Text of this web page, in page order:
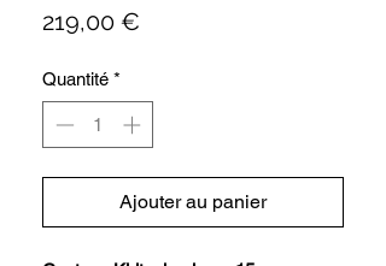
219,00 €
Quantité *
Ajouter au panier